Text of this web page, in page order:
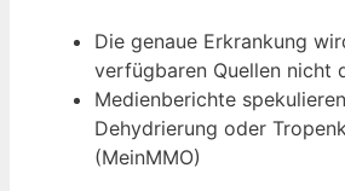
Die genaue Erkrankung
verfügbaren Quellen nicht
Medienberichte
Dehydrierung oder
(MeinMMO)